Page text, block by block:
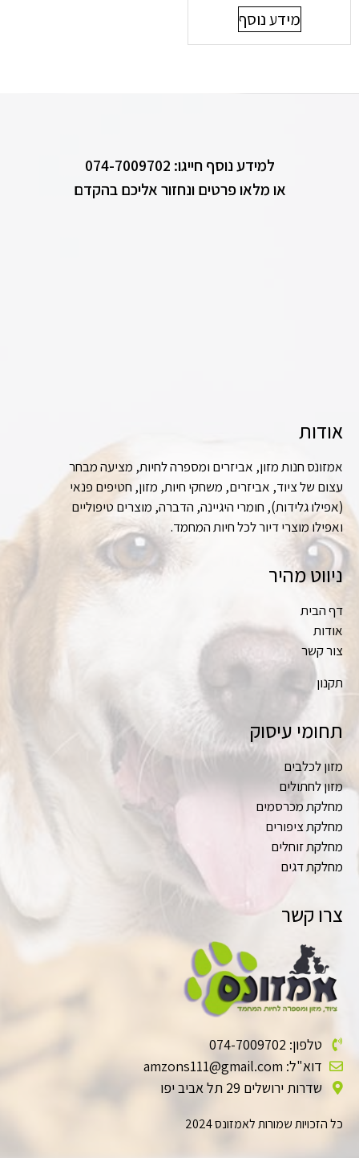
מידע נוסף
למידע נוסף חייגו: 074-7009702
או מלאו פרטים ונחזור אליכם בהקדם
אודות
אמזונס חנות מזון, אביזרים ומספרה לחיות, מציעה מבחר
עצום של ציוד, אביזרים, משחקי חיות, מזון, חטיפים פנאי
(אפילו גלידות), חומרי היגיינה, הדברה, מוצרים טיפוליים
ואפילו מוצרי דיור לכל חיות המחמד.
ניווט מהיר
דף הבית
אודות
צור קשר
תקנון
תחומי עיסוק
מזון לכלבים
מזון לחתולים
מחלקת מכרסמים
מחלקת ציפורים
מחלקת זוחלים
מחלקת דגים
צרו קשר
טלפון: 074-7009702
דוא"ל: amzons111@gmail.com
שדרות ירושלים 29 תל אביב יפו
כל הזכויות שמורות לאמזונס 2024